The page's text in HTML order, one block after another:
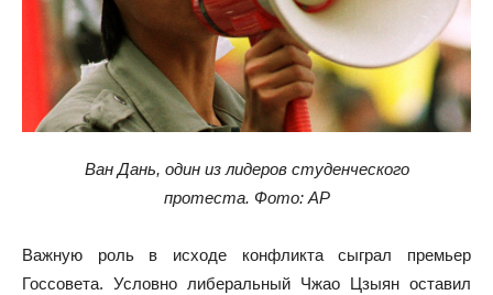
Ван Дань, один из лидеров студенческого
протеста. Фото: AP
Важную роль в исходе конфликта сыграл премьер
Госсовета. Условно либеральный Чжао Цзыян оставил